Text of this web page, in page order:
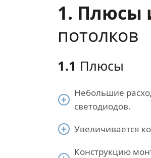
1. Плюсы
потолков
1.1 Плюсы
Небольшие
светодиодов.
Увеличивается
Конструкцию